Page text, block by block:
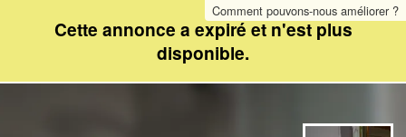
Comment pouvons-nous améliorer ?
Cette annonce a expiré et n'est plus
disponible.